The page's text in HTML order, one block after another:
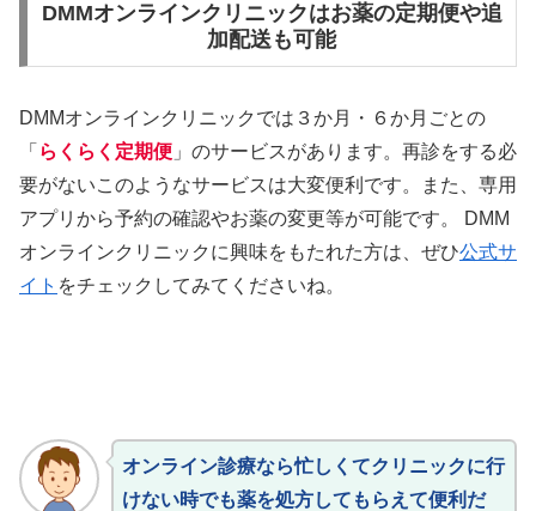
DMMオンラインクリニックはお薬の定期便や追
加配送も可能
DMMオンラインクリニックでは３か月・６か月ごとの
「 らくらく定期便 」のサービスがあります。再診をする必
要がないこのようなサービスは大変便利です。また、専用
アプリから予約の確認やお薬の変更等が可能です。 DMM
オンラインクリニックに興味をもたれた方は、ぜひ公式サ
イト をチェックしてみてくださいね。
オンライン診療なら忙しくてクリニックに行
けない時でも薬を処方してもらえて便利だ